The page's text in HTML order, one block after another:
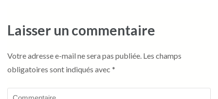
Laisser un commentaire
Votre adresse e-mail ne sera pas publiée. Les champs
obligatoires sont indiqués avec *
Commentaire